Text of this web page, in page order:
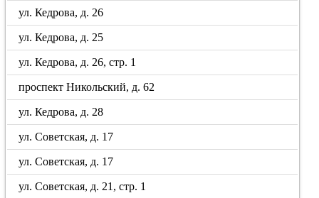
ул. Кедрова, д. 26
ул. Кедрова, д. 25
ул. Кедрова, д. 26, стр. 1
проспект Никольский, д. 62
ул. Кедрова, д. 28
ул. Советская, д. 17
ул. Советская, д. 17
ул. Советская, д. 21, стр. 1